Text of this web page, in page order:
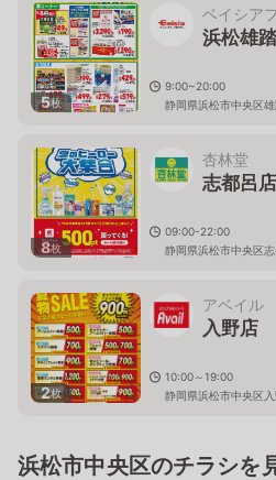
5枚
ベイシア
浜松雄
9:00~20:00
静岡県浜松市中央区
8枚
杏林堂
志都呂店
09:00-22:00
静岡県浜松市中央区志
2枚
アベイル
入野店
10:00～19:00
静岡県浜松市中央区入
浜松市中央区のチラシを